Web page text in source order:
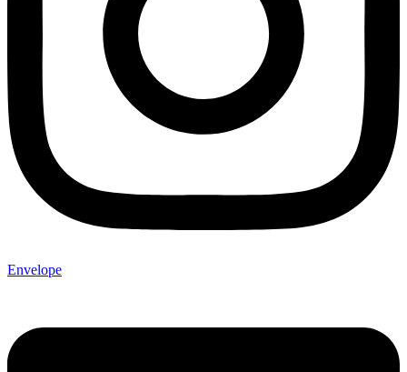
Envelope